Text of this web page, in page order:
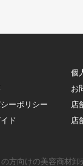
個
お
ーポリシー
店
ド
店
方向けの美容商材卸